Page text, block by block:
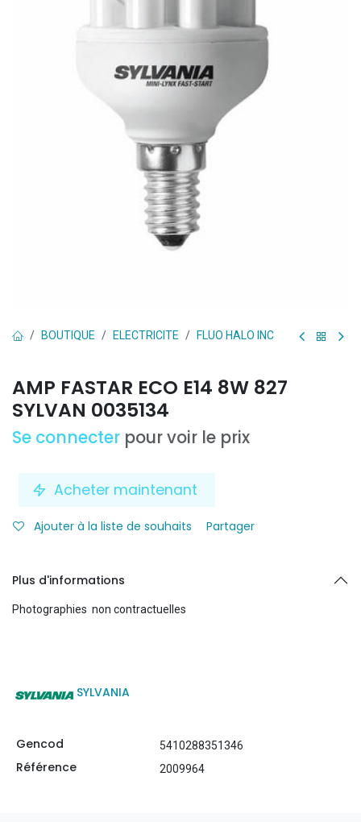
BOUTIQUE ELECTRICITE FLUO HALO INC
AMP FASTAR ECO E14 8W 827
SYLVAN 0035134
Se connecter pour voir le prix
Acheter maintenant
Ajouter à la liste de souhaits Partager
Plus d'informations
Photographies non contractuelles
SYLVANIA
Gencod 5410288351346
Référence 2009964